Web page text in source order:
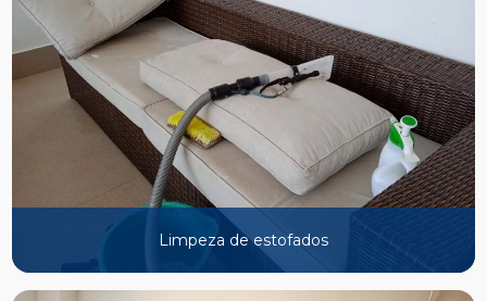
Limpeza de estofados